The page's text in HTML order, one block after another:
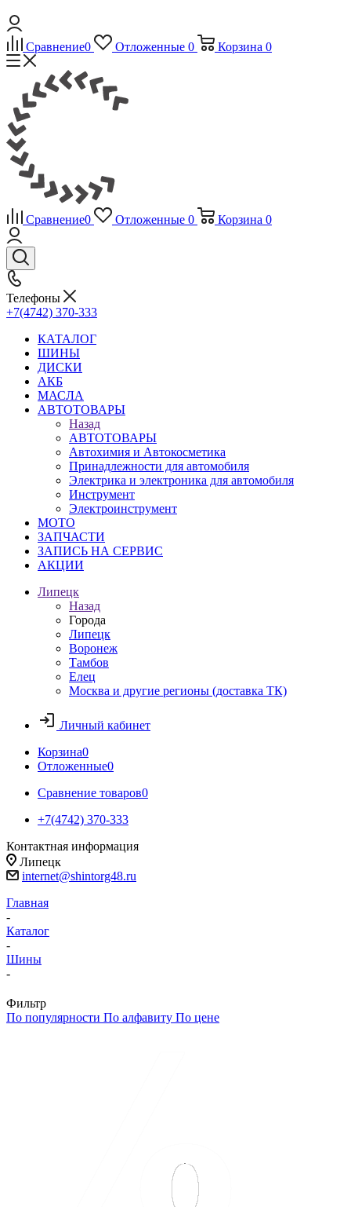
Сравнение0 Отложенные 0 Корзина 0
Сравнение0 Отложенные 0 Корзина 0
Телефоны
+7(4742) 370-333
КАТАЛОГ
ШИНЫ
ДИСКИ
АКБ
МАСЛА
АВТОТОВАРЫ
Назад
АВТОТОВАРЫ
Автохимия и Автокосметика
Принадлежности для автомобиля
Электрика и электроника для автомобиля
Инструмент
Электроинструмент
МОТО
ЗАПЧАСТИ
ЗАПИСЬ НА СЕРВИС
АКЦИИ
Липецк
Назад
Города
Липецк
Воронеж
Тамбов
Елец
Москва и другие регионы (доставка ТК)
Личный кабинет
Корзина0
Отложенные0
Сравнение товаров0
+7(4742) 370-333
Контактная информация
Липецк
internet@shintorg48.ru
Главная
-
Каталог
-
Шины
-
Фильтр
По популярности По алфавиту По цене